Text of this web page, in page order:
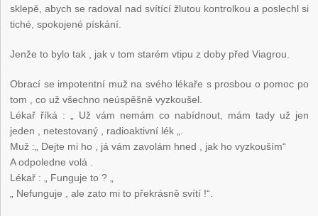
sklepě, abych se radoval nad svítící žlutou kontrolkou a poslechl si
tiché, spokojené pískání.
Jenže to bylo tak , jak v tom starém vtipu z doby před Viagrou.
Obrací se impotentní muž na svého lékaře s prosbou o pomoc po
tom , co už všechno neúspěšně vyzkoušel.
Lékař říká : „ Už vám nemám co nabídnout, mám tady už jen
jeden , netestovaný , radioaktivní lék „.
Muž :„ Dejte mi ho , já vám zavolám hned , jak ho vyzkouším“
A odpoledne volá .
Lékař : „ Funguje to ? „
„ Nefunguje , ale zato mi to překrásně svítí !“.